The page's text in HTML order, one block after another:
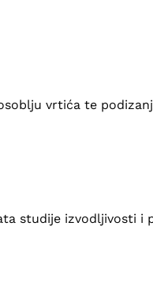
vrtića te
studije izvodljivosti i